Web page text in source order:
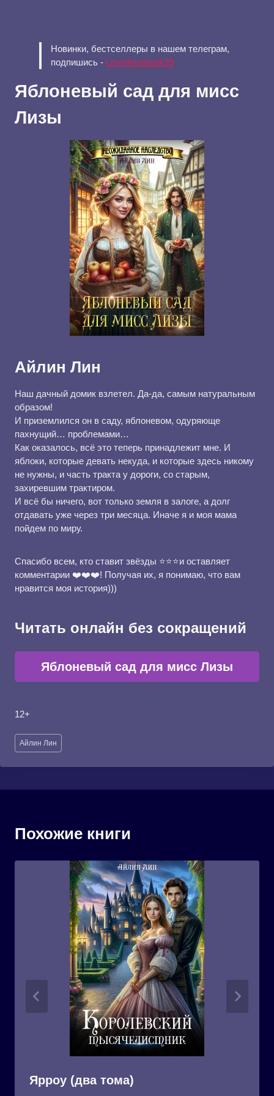
Новинки, бестселлеры в нашем телеграм,
подпишись - t.me/ilovebook99
Яблоневый сад для мисс
Лизы
Айлин Лин
Наш дачный домик взлетел. Да-да, самым натуральным
образом!
И приземлился он в саду, яблоневом, одуряюще
пахнущий… проблемами…
Как оказалось, всё это теперь принадлежит мне. И
яблоки, которые девать некуда, и которые здесь никому
не нужны, и часть тракта у дороги, со старым,
захиревшим трактиром.
И всё бы ничего, вот только земля в залоге, а долг
отдавать уже через три месяца. Иначе я и моя мама
пойдем по миру.
Спасибо всем, кто ставит звёзды ⭐⭐⭐и оставляет
комментарии ❤️❤️❤️! Получая их, я понимаю, что вам
нравится моя история)))
Читать онлайн без сокращений
Яблоневый сад для мисс Лизы
12+
Метки
записи:
Айлин Лин
Похожие книги
Ярроу (два тома)